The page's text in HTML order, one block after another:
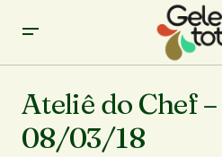
Ateliê do Chef
08/03/18